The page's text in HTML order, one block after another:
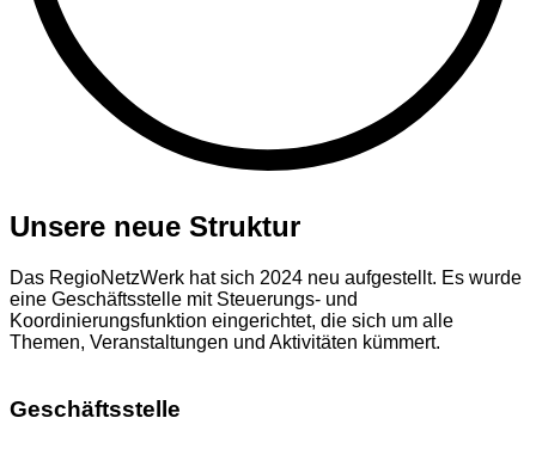
Unsere neue Struktur
Das RegioNetzWerk hat sich 2024 neu aufgestellt. Es wurde
eine Geschäftsstelle mit Steuerungs- und
Koordinierungsfunktion eingerichtet, die sich um alle
Themen, Veranstaltungen und Aktivitäten kümmert.
Geschäftsstelle